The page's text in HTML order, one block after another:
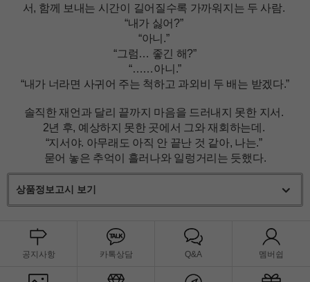
서, 함께 보내는 시간이 길어질수록 가까워지는 두 사람.
“내가 싫어?”
“아니.”
“그럼… 좋긴 해?”
“……아니.”
“내가 너라면 사귀어 주는 척하고 과외비 두 배는 받겠다.”
솔직한 재언과 달리 끝까지 마음을 드러내지 못한 지서.
2년 후, 예상하지 못한 곳에서 그와 재회하는데.
“지서야. 아무래도 아직 안 끝난 것 같아, 나는.”
묻어 놓은 추억이 흘러나와 일렁거리는 듯했다.
상품정보고시 보기
공지사항 카톡상담 Q&A 멤버쉽